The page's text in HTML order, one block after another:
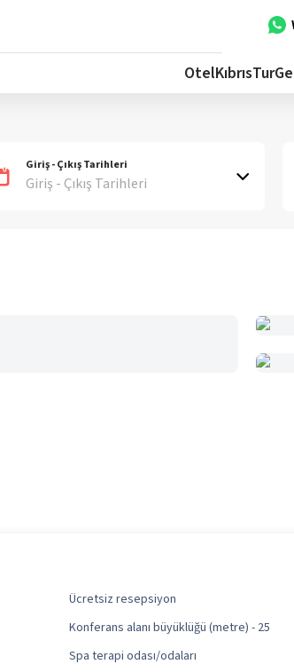
OtelKıbrısTur
Giriş - Çıkış Tarihleri
Giriş - Çıkış Tarihleri
Ücretsiz resepsiyon
Konferans alanı büyüklüğü (metre) - 25
Spa terapi odası/odaları